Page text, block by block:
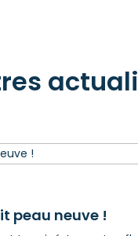
peau neuve !